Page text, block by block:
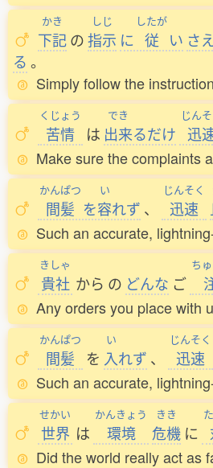
かき
下記の
しじ
指示 に
したが
従 い さえ
る 。
Simply follow the
くじょう
苦情 は
でき
出来るだけ
じんそ
迅
Make sure the complaints
かんぱつ
間髪 を
い
容れず 、
じんそく
迅速
Such an accurate,
きしゃ
貴社 から の どんな ご
ち
Any orders you place with
かんぱつ
間髪 を
い
入れず 、
じんそく
迅速
Such an accurate,
せかい
世界 は
かんきょう
環境
きき
危機 に
Did the world really act as